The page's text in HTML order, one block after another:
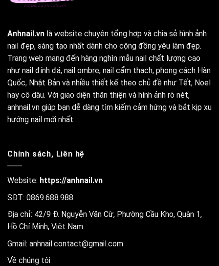
Anhnail.vn là website chuyên tổng hợp và chia sẻ hình ảnh
nail đẹp, sáng tạo nhất dành cho cộng đồng yêu làm đẹp.
Trang web mang đến hàng nghìn mẫu nail chất lượng cao
như nail đính đá, nail ombre, nail cẩm thạch, phong cách Hàn
Quốc, Nhật Bản và nhiều thiết kế theo chủ đề như Tết, Noel
hay cô dâu. Với giao diện thân thiện và hình ảnh rõ nét,
anhnail.vn giúp bạn dễ dàng tìm kiếm cảm hứng và bắt kịp xu
hướng nail mới nhất.
Chính sách, Liên hệ
Website: https://anhnail.vn
SĐT: 0869.688.988
Địa chỉ: 42/9 Đ. Nguyễn Văn Cừ, Phường Cầu Kho, Quận 1,
Hồ Chí Minh, Việt Nam
Gmail: anhnail.contact@gmail.com
Về chúng tôi